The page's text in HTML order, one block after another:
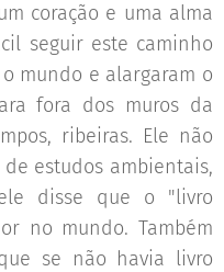
coração e uma alma
seguir este caminho
mundo e alargaram o
fora dos muros da
ribeiras. Ele não
estudos ambientais,
disse que o "livro
no mundo. Também
se não havia livro